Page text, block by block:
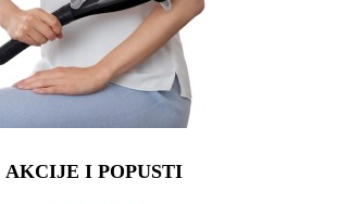
AKCIJE I POPUSTI